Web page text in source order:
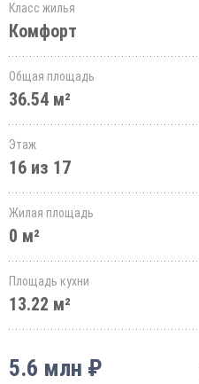
Класс жилья
Комфорт
Общая площадь
36.54 м²
Этаж
16 из 17
Жилая площадь
0 м²
Площадь кухни
13.22 м²
5.6 млн ₽